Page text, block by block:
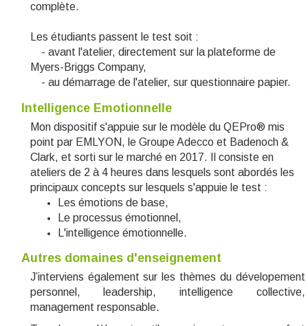
complète.
Les étudiants passent le test soit :
- avant l'atelier, directement sur la plateforme de
Myers-Briggs Company,
- au démarrage de l'atelier, sur questionnaire papier.
Intelligence Emotionnelle
Mon dispositif s'appuie sur le modèle du QEPro® mis
point par EMLYON, le Groupe Adecco et Badenoch &
Clark, et sorti sur le marché en 2017. Il consiste en
ateliers de 2 à 4 heures dans lesquels sont abordés les
principaux concepts sur lesquels s'appuie le test :
Les émotions de base,
Le processus émotionnel,
L'intelligence émotionnelle.
Autres domaines d'enseignement
J’interviens également sur les thèmes du dévelopement
personnel, leadership, intelligence collective,
management responsable.